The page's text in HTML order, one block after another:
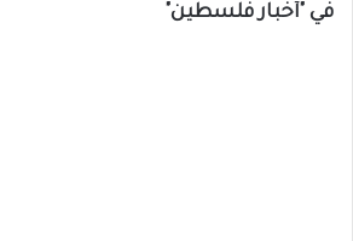
في "أخبار فلسطين"